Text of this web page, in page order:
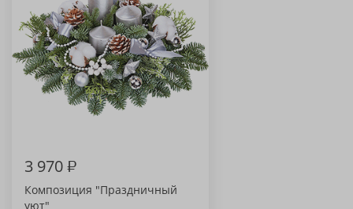
3 970₽
Композиция "Праздничный
уют"